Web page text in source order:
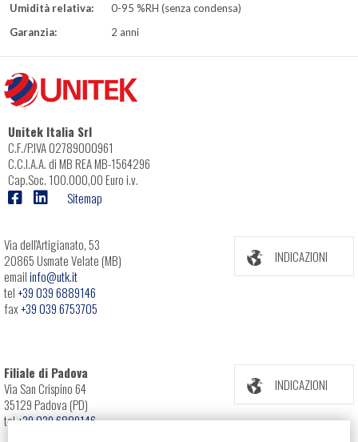
Umidità relativa:
0-95 %RH (senza condensa)
Garanzia:
2 anni
Unitek Italia Srl
C.F./P.IVA 02789000961
C.C.I.A.A. di MB REA MB-1564296
Cap.Soc. 100.000,00 Euro i.v.
Sitemap
Via dell'Artigianato, 53
20865 Usmate Velate (MB)
emailinfo@utk.it
tel+39 039 6889146
fax+39 039 6753705
INDICAZIONI
Filiale di Padova
Via San Crispino 64
35129 Padova (PD)
tel+39 039 6889146
INDICAZIONI